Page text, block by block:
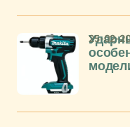
25-02-